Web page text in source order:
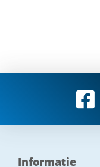
Informatie